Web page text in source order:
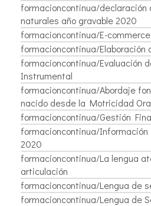
formacioncontinua/declaración
naturales año gravable 2020
formacioncontinua/E-commerce
formacioncontinua/Elaboración
formacioncontinua/Evaluación
Instrumental
formacioncontinua/Abordaje
nacido desde la Motricidad
formacioncontinua/Gestión
formacioncontinua/Información
2020
formacioncontinua/La lengua
articulación
formacioncontinua/Lengua de
formacioncontinua/Lengua de